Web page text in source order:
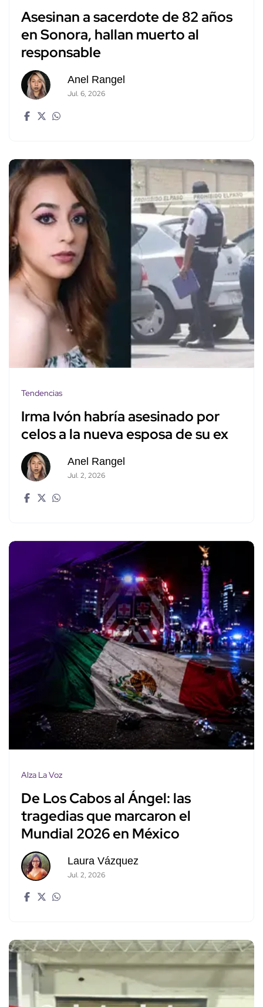
Asesinan a sacerdote de 82 años
en Sonora, hallan muerto al
responsable
Anel Rangel
Jul. 6, 2026
Tendencias
Irma Ivón habría asesinado por
celos a la nueva esposa de su ex
Anel Rangel
Jul. 2, 2026
Alza La Voz
De Los Cabos al Ángel: las
tragedias que marcaron el
Mundial 2026 en México
Laura Vázquez
Jul. 2, 2026